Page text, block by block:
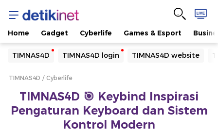
Home Gadget Cyberlife Games & Esport
TIMNAS4D TIMNAS4D login TIMNAS4D website
Yang sedang ramai dicari
Loading...
Loading...
TIMNAS4D Cyberlife
TIMNAS4D 🎯 Keybind Inspirasi
Pengaturan Keyboard dan Sistem
Kontrol Modern